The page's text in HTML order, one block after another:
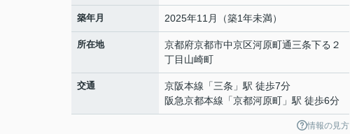
築年月 2025年11月（築1年未満）
所在地 京都府京都市中京区河原町通三条下る２
丁目 山崎町
交通 京阪本線 「三条 」駅 徒歩7分
阪急京都本線 「京都河原町 」駅 徒歩6分
情報の見方